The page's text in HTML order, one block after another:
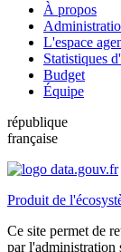
À propos
L'espace
Statistiques
Budget
Équipe
république
française
Produit de
Ce site permet de
par l'administration